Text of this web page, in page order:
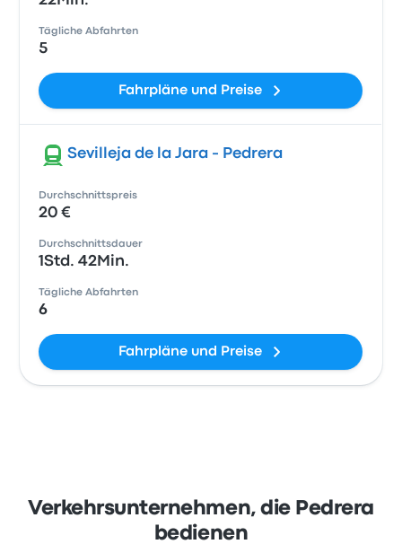
Tägliche Abfahrten
5
Fahrpläne und Preise
Sevilleja de la Jara - Pedrera
Durchschnittspreis
20 €
Durchschnittsdauer
1Std. 42Min.
Tägliche Abfahrten
6
Fahrpläne und Preise
Verkehrsunternehmen, die Pedrera
bedienen